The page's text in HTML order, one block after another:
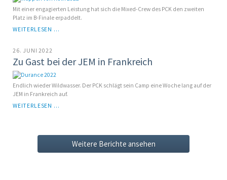
Mit einer engagierten Leistung hat sich die Mixed-Crew des PCK den zweiten
Platz im B-Finale erpaddelt.
WEITERLESEN …
"WAPPEN
26. JUNI 2022
Zu Gast bei der JEM in Frankreich
Endlich wieder Wildwasser. Der PCK schlägt sein Camp eine Woche lang auf der
JEM in Frankreich auf.
WEITERLESEN …
Weitere Berichte ansehen